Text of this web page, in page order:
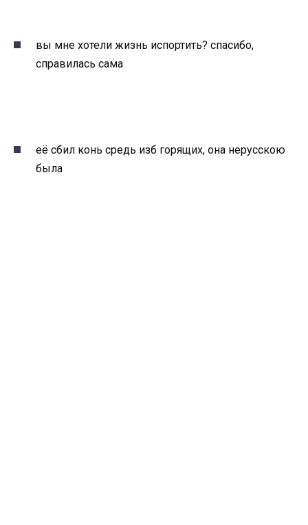
вы мне хотели жизнь испортить? спасибо,
справилась сама
её сбил конь средь изб горящих, она нерусскою
была